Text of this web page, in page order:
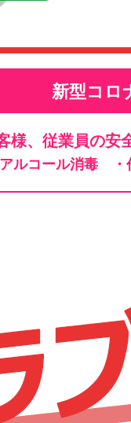
新型コロ
様、従業員の安
ルコール消毒